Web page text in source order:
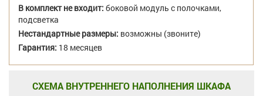
В комплект не входит: боковой модуль с полочками,
подсветка
Нестандартные размеры: возможны (звоните)
Гарантия: 18 месяцев
СХЕМА ВНУТРЕННЕГО НАПОЛНЕНИЯ ШКАФА